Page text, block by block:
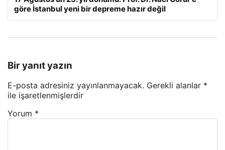
göre İstanbul yeni bir depreme hazır değil
Bir yanıt yazın
E-posta adresiniz yayınlanmayacak. Gerekli alanlar *
ile işaretlenmişlerdir
Yorum *